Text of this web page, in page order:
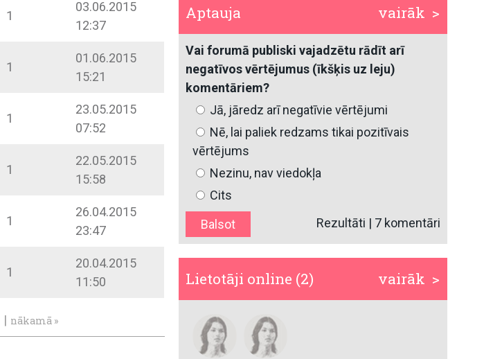
1
03.06.2015
12:37
1
01.06.2015
15:21
1
23.05.2015
07:52
1
22.05.2015
15:58
1
26.04.2015
23:47
1
20.04.2015
11:50
| nākamā »
vairāk >
Aptauja
Vai forumā publiski vajadzētu rādīt arī
negatīvos vērtējumus (īkšķis uz leju)
komentāriem?
Jā, jāredz arī negatīvie vērtējumi
Nē, lai paliek redzams tikai pozitīvais
vērtējums
Nezinu, nav viedokļa
Cits
Rezultāti | 7 komentāri
vairāk >
Lietotāji online (2)